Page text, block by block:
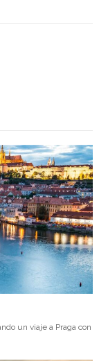
un viaje a Praga con